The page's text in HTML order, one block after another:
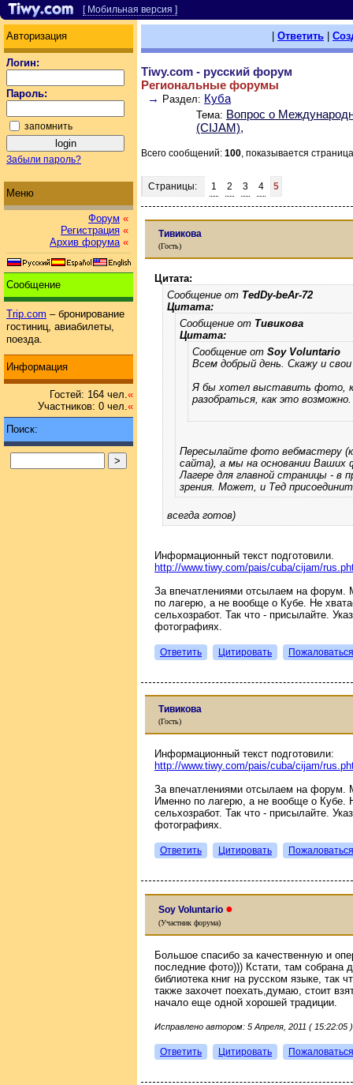
[ Мобильная версия ]
Авторизация
Логин:
Пароль:
запомнить
Забыли пароль?
Меню
Форум «
Регистрация «
Архив форума «
Сообщение
Trip.com – бронирование
гостиниц, авиабилеты,
поезда.
Информация
Гостей: 164 чел.«
Участников: 0 чел.«
Поиск:
Ответить
Tiwy.com - русский форум
Региональные форумы
→ Раздел: Куба
Тема: Вопрос о
(CIJAM),
Всего сообщений: 100, показывается
Страницы: 1 2 3 4 5
Тивикова
(Гость)
Цитата:
Сообщение от TedDy-beAr-72
Цитата:
Сообщение от Тивикова
Цитата:
Сообщение от Soy Voluntario
Всем добрый день. Скажу и
Я бы хотел выставить фото,
разобраться, как это возможно.
Пересылайте фото вебмастеру
сайта), а мы на основании Ваших
Лагере для главной страницы - в
зрения. Может, и Тед
всегда готов)
Информационный текст подготовили.
http://www.tiwy.com/pais/cuba/cijam/
За впечатлениями отсылаем на форум.
по лагерю, а не вообще о Кубе. Не
сельхозработ. Так что - присылайте.
фотографиях.
Ответить Цитировать Пожаловаться
Тивикова
(Гость)
Информационный текст подготовили:
http://www.tiwy.com/pais/cuba/cijam/
За впечатлениями отсылаем на форум.
Именно по лагерю, а не вообще о Кубе.
сельхозработ. Так что - присылайте.
фотографиях.
Ответить Цитировать Пожаловаться
Soy Voluntario ●
(Участник форума)
Большое спасибо за качественную и
последние фото))) Кстати, там собрана
библиотека книг на русском языке, так
также захочет поехать,думаю, стоит
начало еще одной хорошей традиции.
Исправлено автором: 5 Апреля, 2011 ( 15:22:05 )
Ответить Цитировать Пожаловаться